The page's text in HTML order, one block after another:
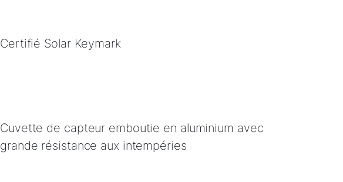
Certifié Solar Keymark
Cuvette de capteur emboutie en aluminium avec
grande résistance aux intempéries